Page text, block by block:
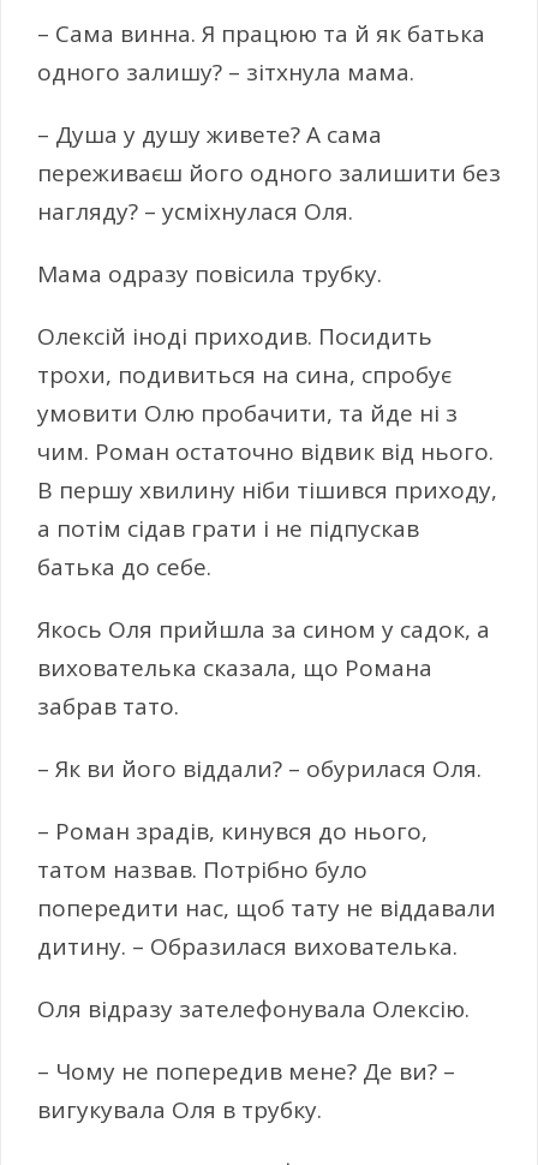
– Сама винна. Я працюю та й як батька
одного залишу? – зітхнула мама.
– Душа у душу живете? А сама
переживаєш його одного залишити без
нагляду? – усміхнулася Оля.
Мама одразу повісила трубку.
Олексій іноді приходив. Посидить
трохи, подивиться на сина, спробує
умовити Олю пробачити, та йде ні з
чим. Роман остаточно відвик від нього.
В першу хвилину ніби тішився приходу,
а потім сідав грати і не підпускав
батька до себе.
Якось Оля прийшла за сином у садок, а
вихователька сказала, що Романа
забрав тато.
– Як ви його віддали? – обурилася Оля.
– Роман зрадів, кинувся до нього,
татом назвав. Потрібно було
попередити нас, щоб тату не віддавали
дитину. – Образилася вихователька.
Оля відразу зателефонувала Олексію.
– Чому не попередив мене? Де ви? –
вигукувала Оля в трубку.